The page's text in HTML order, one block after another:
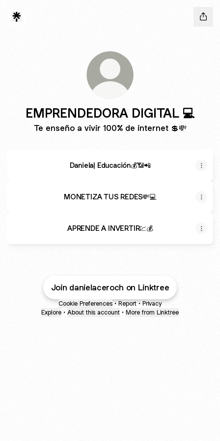
EMPRENDEDORA DIGITAL 💻
Te enseño a vivir 100% de internet 💲💸
Daniela| Educación💰📶📲
MONETIZA TUS REDES💸💻
APRENDE A INVERTIR💹💰
Join danielaceroch on Linktree
Cookie Preferences • Report • Privacy
Explore • About this account • More from Linktree